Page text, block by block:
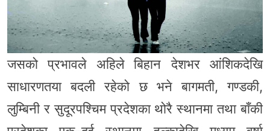
जसको प्रभावले अहिले बिहान देशभर आंशिकदेखि
साधारणतया बदली रहेको छ भने बागमती, गण्डकी,
लुम्बिनी र सुदूरपश्चिम प्रदेशका थोरै स्थानमा तथा बाँकी